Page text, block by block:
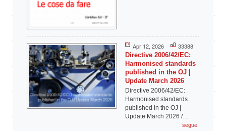
Apr 12, 2026 33388
Directive 2006/42/EC:
Harmonised standards
published in the OJ |
Update March 2026
Directive 2006/42/EC:
Harmonised standards
published in the OJ |
Update March 2026 /…
segue